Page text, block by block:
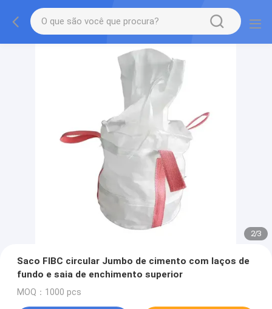
2/3
Saco FIBC circular Jumbo de cimento com laços de
fundo e saia de enchimento superior
MOQ：1000 pcs